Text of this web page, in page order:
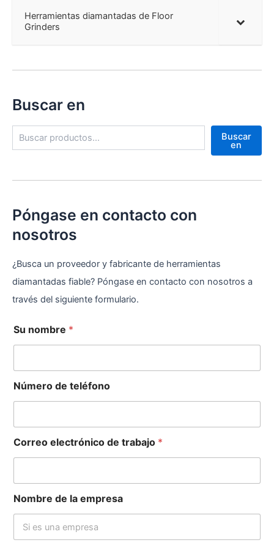
Herramientas diamantadas de Floor
Grinders
Buscar en
a
Buscar
en
Póngase en contacto con
nosotros
¿Busca un proveedor y fabricante de herramientas
diamantadas fiable? Póngase en contacto con nosotros a
través del siguiente formulario.
Su nombre *
Número de teléfono
Correo electrónico de trabajo *
Nombre de la empresa